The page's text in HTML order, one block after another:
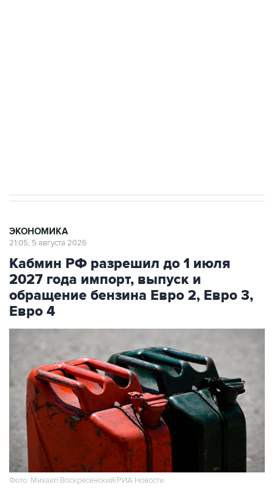
ЭКОНОМИКА
21:05, 5 августа 2026
Кабмин РФ разрешил до 1 июля
2027 года импорт, выпуск и
обращение бензина Евро 2, Евро 3,
Евро 4
Фото: Михаил Воскресенский/РИА Новости